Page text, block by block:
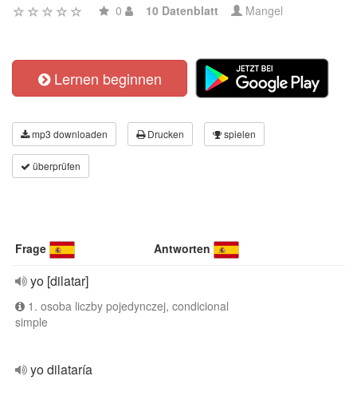
0 10 Datenblatt Mangel
Lernen beginnen
mp3 downloaden Drucken spielen
überprüfen
Frage Antworten
yo [dilatar]
1. osoba liczby pojedynczej, condicional
simple
yo dilataría